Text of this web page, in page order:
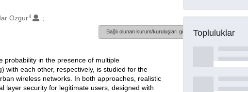
Ozgur4
Bağlı olunan kurum/kuruluşları göster
probability in the presence of multiple
with each other, respectively, is studied for the
wireless networks. In both approaches, realistic
layer security for legitimate users, designed with
Topluluklar